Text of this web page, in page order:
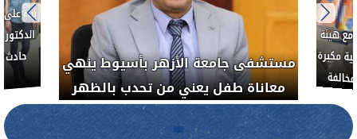
مستشفى
معاناة
العلاج الحر بمنفلوط بالتعاون مع هيئة
الدواء المصرية يشن حملة رقابية مكبرة
لضبط المنشآت الطبية المخالفة.....